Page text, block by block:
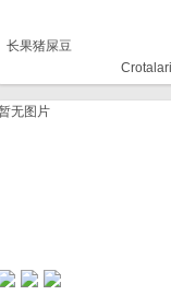
长果猪屎豆
无图片